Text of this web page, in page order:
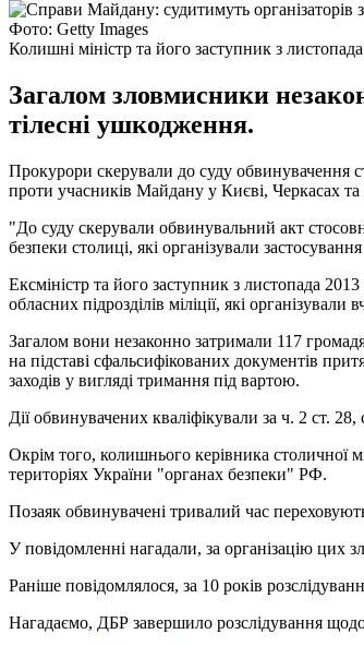
Фото: Getty Images
Колишні міністр та його заступник з
Загалом зловмисники
тілесні ушкодження.
Прокурори скерували до суду обвинувачення
проти учасників Майдану у Києві, Черкасах
"До суду скерували обвинувальний акт
безпеки столиці, які організували
Ексміністр та його заступник з листопада
обласних підрозділів міліції, які
Загалом вони незаконно затримали 117
на підставі сфальсифікованих документів
заходів у вигляді тримання під вартою.
Дії обвинувачених кваліфікували за ч. 2 ст.
Окрім того, колишнього керівника столичної
територіях України "органах безпеки" РФ.
Позаяк обвинувачені тривалий час
У повідомленні нагадали, за організацію цих
Раніше повідомлялося, за 10 років
Нагадаємо, ДБР завершило розслідування